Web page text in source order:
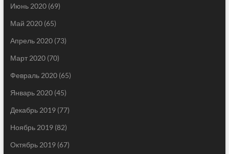
Июнь 2020(69)
Май 2020(65)
Апрель 2020(73)
Март 2020(70)
Февраль 2020(65)
Январь 2020(45)
Декабрь 2019(77)
Ноябрь 2019(82)
Октябрь 2019(67)